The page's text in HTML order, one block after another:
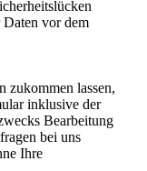
vor dem
zukommen lassen,
inklusive der
Bearbeitung
bei uns
Ihre